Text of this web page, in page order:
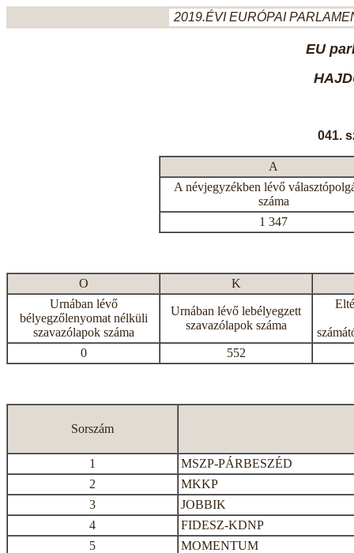
2019.ÉVI EURÓPAI
EU
041.
A
A névjegyzékben lévő
száma
1 347
O
K
Urnában lévő
bélyegzőlenyomat nélküli
szavazólapok száma
Urnában lévő lebélyegzett
szavazólapok száma
0
552
Sorszám
1
MSZP-PÁRBESZÉD
2
MKKP
3
JOBBIK
4
FIDESZ-KDNP
5
MOMENTUM